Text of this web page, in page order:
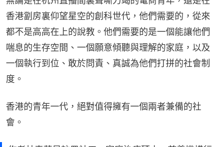
香港劏房裏仰望星空的創科世代，他們需要的，從來
都不是高高在上的說教。他們需要的是一個能讓他們
喘息的生存空間、一個願意傾聽與理解的家庭，以及
一個執行到位、敢於問責、真誠為他們打拼的社會制
度。
香港的青年一代，絕對值得擁有一個兩者兼備的社
會。